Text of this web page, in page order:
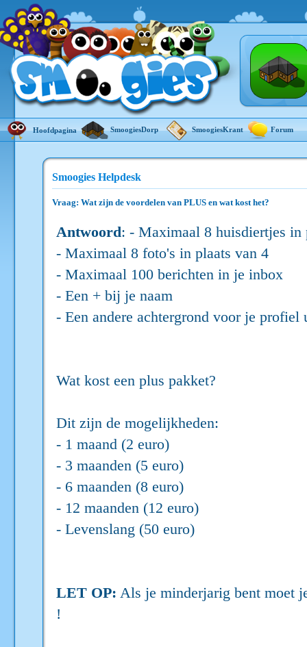
Hoofdpagina SmoogiesDorp SmoogiesKrant Forum
Smoogies Helpdesk
Vraag: Wat zijn de voordelen van PLUS en wat kost het?
Antwoord: - Maximaal 8 huisdiertjes in
- Maximaal 8 foto's in plaats van 4
- Maximaal 100 berichten in je inbox
- Een + bij je naam
- Een andere achtergrond voor je profiel
Wat kost een plus pakket?
Dit zijn de mogelijkheden:
- 1 maand (2 euro)
- 3 maanden (5 euro)
- 6 maanden (8 euro)
- 12 maanden (12 euro)
- Levenslang (50 euro)
LET OP: Als je minderjarig bent moet
!